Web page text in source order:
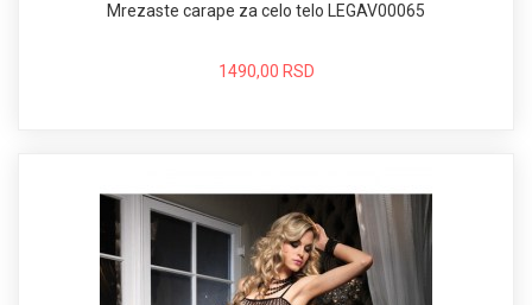
Mrezaste carape za celo telo LEGAV00065
1490,00 RSD